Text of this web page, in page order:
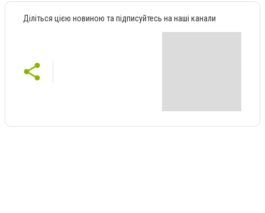
Діліться цією новиною та підписуйтесь на наші канали